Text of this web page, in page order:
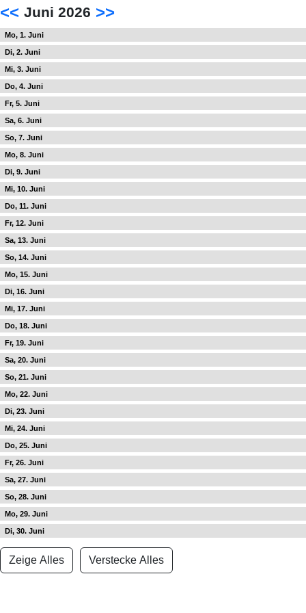
<< Juni 2026 >>
1
2
3
4
5
6
7
8
9
10
11
12
13
14
15
16
17
18
19
20
21
22
23
24
25
26
27
28
29
30
Zeige Alles Verstecke Alles